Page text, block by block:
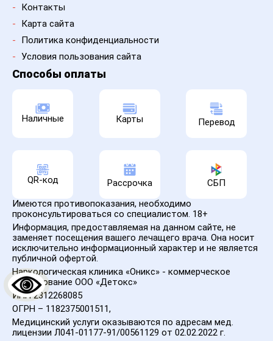
-
Контакты
-
Карта сайта
-
Политика конфиденциальности
- Условия пользования сайта
Имеются противопоказания, необходимо
проконсультироваться со специалистом. 18+
Информация, предоставляемая на данном сайте, не
заменяет посещения вашего лечащего врача. Она носит
исключительно информационный характер и не является
публичной офертой.
Наркологическая клиника «Оникс» - коммерческое
наименование ООО «Детокс»
ИНН 2312268085
ОГРН – 1182375001511,
Медицинский услуги оказываются по адресам мед.
лицензии Л041-01177-91/00561129 от 02.02.2022 г.
Способы оплаты
Наличные Карты Перевод
QR-код Рассрочка СБП